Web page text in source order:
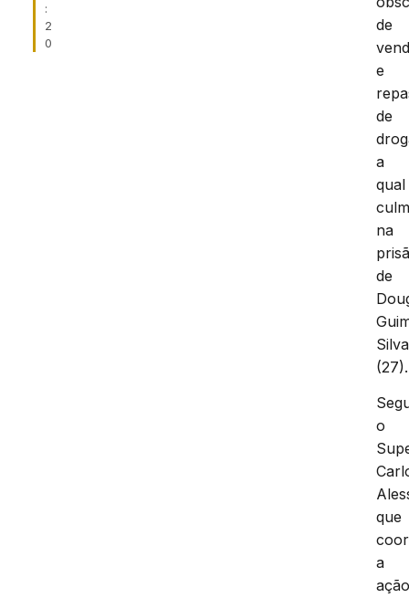
:
2
0
de
e
de
a
qual
na
de
Silva
(27).
o
que
a